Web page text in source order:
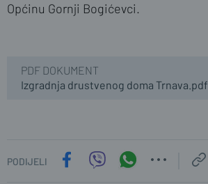
Općinu Gornji Bogićevci.
PDF DOKUMENT
Izgradnja drustvenog doma Trnava.pdf
PODIJELI